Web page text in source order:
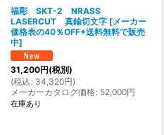
福彫 SKT-2 NRASS
LASERCUT 真鍮切文字 [ メーカー
価格表の40％OFF+送料無料で販売
中]
31,200円(税別)
(税込 : 34,320円)
メーカーカタログ価格: 52,000円
在庫あり